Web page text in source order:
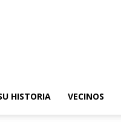
HISTORIA VECINOS